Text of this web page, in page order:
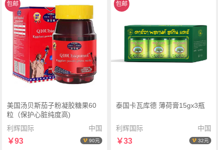
包邮
美国汤贝斯茄子粉凝胶糖果60
粒（保护心脏纯度高)
利辉国际
中国
￥93 90元
包邮
泰国卡瓦库德 薄荷膏15gx3瓶
利辉国际 中国
￥33 32元